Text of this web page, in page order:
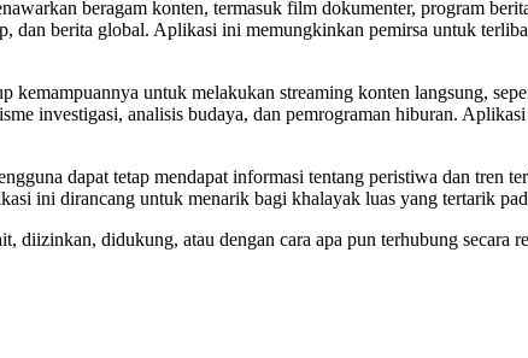
beragam konten, termasuk film dokumenter, program
dan berita global. Aplikasi ini memungkinkan pemirsa untuk
untuk melakukan streaming konten langsung,
investigasi, analisis budaya, dan pemrograman hiburan.
dapat tetap mendapat informasi tentang peristiwa dan tren
ini dirancang untuk menarik bagi khalayak luas yang tertarik
diizinkan, didukung, atau dengan cara apa pun terhubung